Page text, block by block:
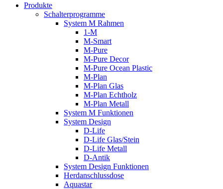
Produkte
Schalterprogramme
System M Rahmen
1-M
M-Smart
M-Pure
M-Pure Decor
M-Pure Ocean Plastic
M-Plan
M-Plan Glas
M-Plan Echtholz
M-Plan Metall
System M Funktionen
System Design
D-Life
D-Life Glas/Stein
D-Life Metall
D-Antik
System Design Funktionen
Herdanschlussdose
Aquastar